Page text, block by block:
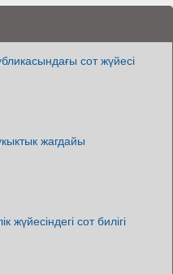
сот жүйесі
жагдайы
жүйесіндегі сот билігі